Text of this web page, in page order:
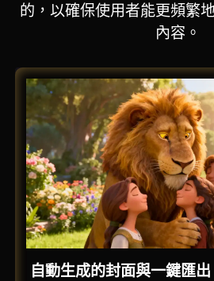
的，以確保使用者能更頻繁
內容。
自動生成的封面與一鍵匯出